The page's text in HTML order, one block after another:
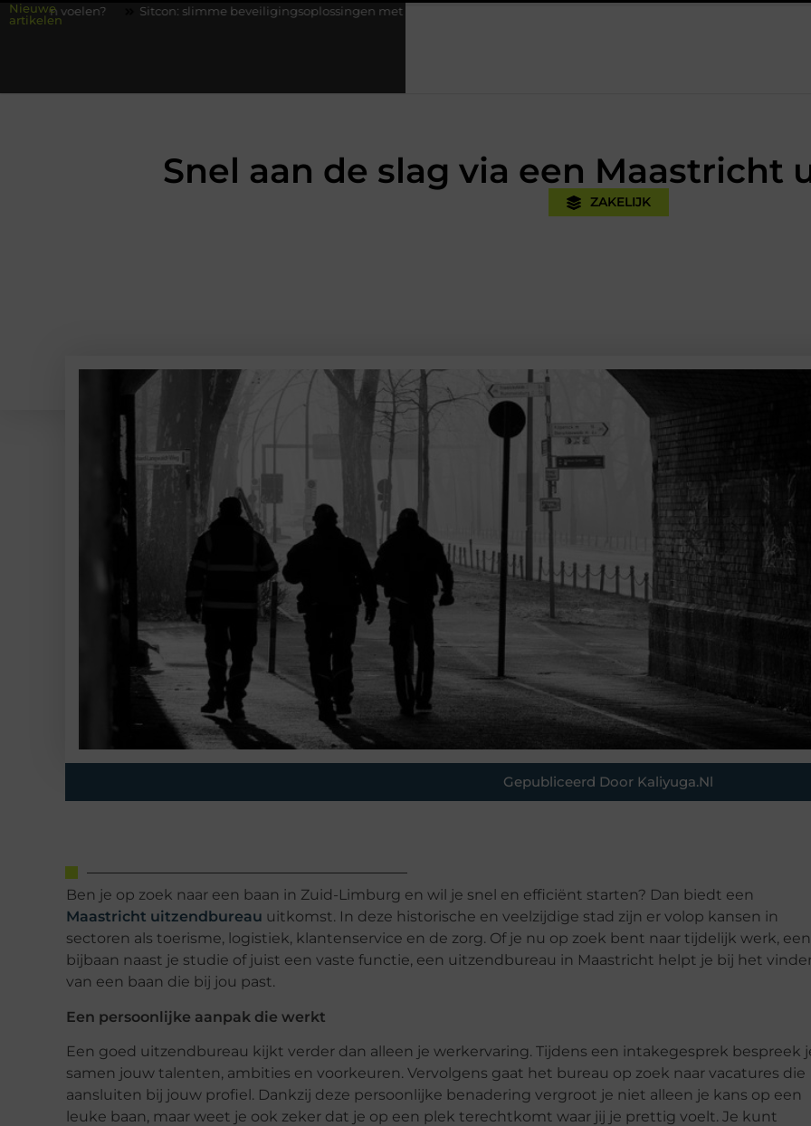
Nieuwe
artikelen
Sitcon: slimme beveiligingsoplossingen met kennis uit de praktijk
Snel aan de slag via een Maastricht
ZAKELIJK
Gepubliceerd Door Kaliyuga.nl
Ben je op zoek naar een baan in Zuid-Limburg en wil je snel en efficiënt starten? Dan biedt een
Maastricht uitzendbureau uitkomst. In deze historische en veelzijdige stad zijn er volop kansen in
sectoren als toerisme, logistiek, klantenservice en de zorg. Of je nu op zoek bent naar tijdelijk werk, een
bijbaan naast je studie of juist een vaste functie, een uitzendbureau in Maastricht helpt je bij het
van een baan die bij jou past.
Een persoonlijke aanpak die werkt
Een goed uitzendbureau kijkt verder dan alleen je werkervaring. Tijdens een intakegesprek bespreek
samen jouw talenten, ambities en voorkeuren. Vervolgens gaat het bureau op zoek naar vacatures die
aansluiten bij jouw profiel. Dankzij deze persoonlijke benadering vergroot je niet alleen je kans op een
leuke baan, maar weet je ook zeker dat je op een plek terechtkomt waar jij je prettig voelt. Je kunt